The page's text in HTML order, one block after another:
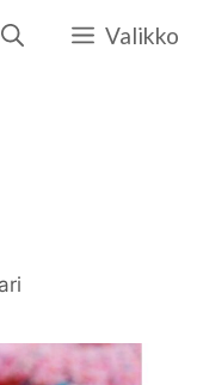
Valikko